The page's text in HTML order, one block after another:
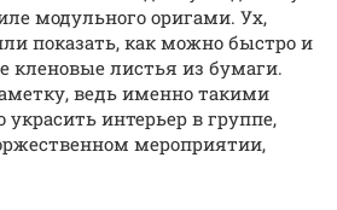
модульного оригами. Ух,
показать, как можно быстро и
кленовые листья из бумаги.
ведь именно такими
интерьер в группе,
мероприятии,